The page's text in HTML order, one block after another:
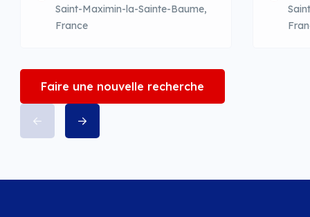
Saint-Maximin-la-Sainte-Baume,
France
Faire une nouvelle recherche